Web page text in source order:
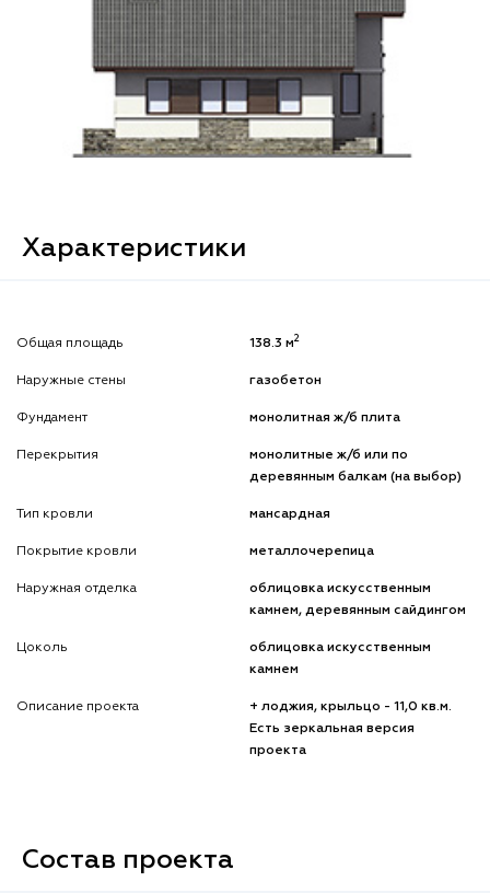
Характеристики
Общая площадь 138.3 м2
Наружные стены газобетон
Фундамент монолитная ж/б плита
Перекрытия
монолитные ж/б или по
деревянным балкам (на выбор)
Тип кровли мансардная
Покрытие кровли металлочерепица
Наружная отделка
облицовка искусственным
камнем, деревянным сайдингом
Цоколь
облицовка искусственным
камнем
Описание проекта
+ лоджия, крыльцо - 11,0 кв.м.
Есть зеркальная версия
проекта
Состав проекта